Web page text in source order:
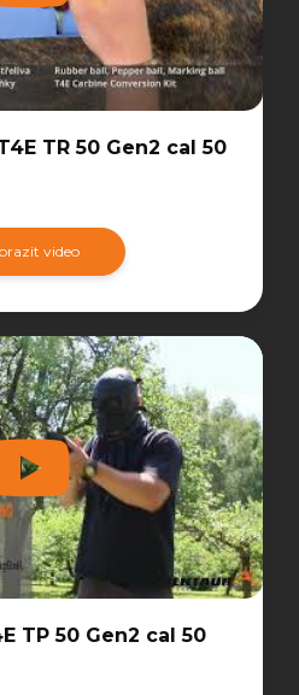
TR 50 Gen2 cal 50
video
TP 50 Gen2 cal 50